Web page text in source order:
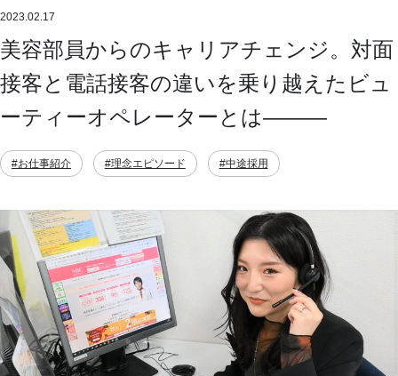
2023.02.17
美容部員からのキャリアチェンジ。対面
接客と電話接客の違いを乗り越えたビュ
ーティーオペレーターとは———
#お仕事紹介 #理念エピソード #中途採用